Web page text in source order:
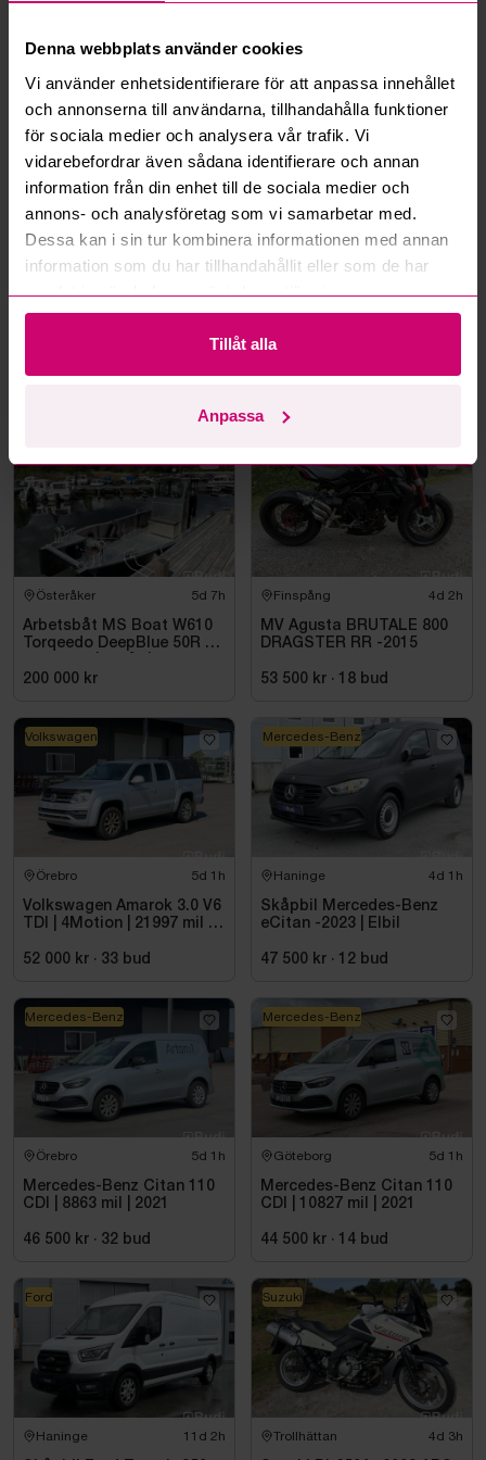
Denna webbplats använder cookies
Vi använder enhetsidentifierare för att anpassa innehållet
och annonserna till användarna, tillhandahålla funktioner
för sociala medier och analysera vår trafik. Vi
vidarebefordrar även sådana identifierare och annan
information från din enhet till de sociala medier och
annons- och analysföretag som vi samarbetar med.
Dessa kan i sin tur kombinera informationen med annan
information som du har tillhandahållit eller som de har
samlat in när du har använt deras tjänster.
Tillåt alla
Anpassa
Mer från samma kategori
Haninge 4d 1h
Nybesiktigad
Leksand 4d 3h
Range Rover Fifty
1970 – Autobiography –
Österåker 5d 7h
Arbetsbåt MS Boat W610
Torqeedo DeepBlue 50R 50
meter
200 000 kr
Finspång 4d 2h
MV Agusta BRUTALE 800
DRAGSTER RR -2015
53 500 kr · 18 bud
Örebro 5d 1h
Volkswagen Amarok 3.0 V6
TDI | 4Motion | 21997 mil |
52 000 kr · 33 bud
Volkswagen
Haninge 4d 1h
Skåpbil Mercedes-Benz
eCitan -2023 | Elbil
47 500 kr · 12 bud
Mercedes-Benz
Örebro 5d 1h
Mercedes-Benz Citan 110
CDI | 8863 mil | 2021
46 500 kr · 32 bud
Mercedes-Benz
Göteborg 5d 1h
Mercedes-Benz Citan 110
CDI | 10827 mil | 2021
44 500 kr · 14 bud
Mercedes-Benz
Haninge 11d 2h
Ford
Trollhättan 4d 3h
Suzuki